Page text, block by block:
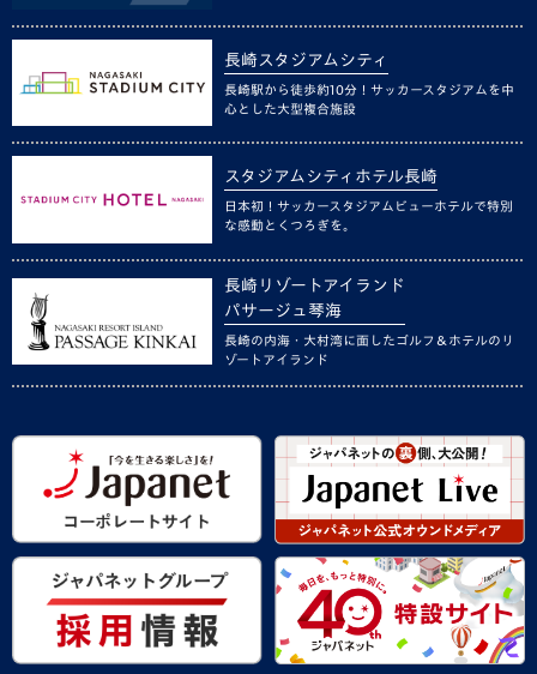
長崎スタジアムシティ
長崎駅から徒歩約10分！サッカースタジアムを中
心とした大型複合施設
スタジアムシティホテル長崎
日本初！サッカースタジアムビューホテルで特別
な感動とくつろぎを。
長崎リゾートアイランド
パサージュ琴海
長崎の内海・大村湾に面したゴルフ＆ホテルのリ
ゾートアイランド